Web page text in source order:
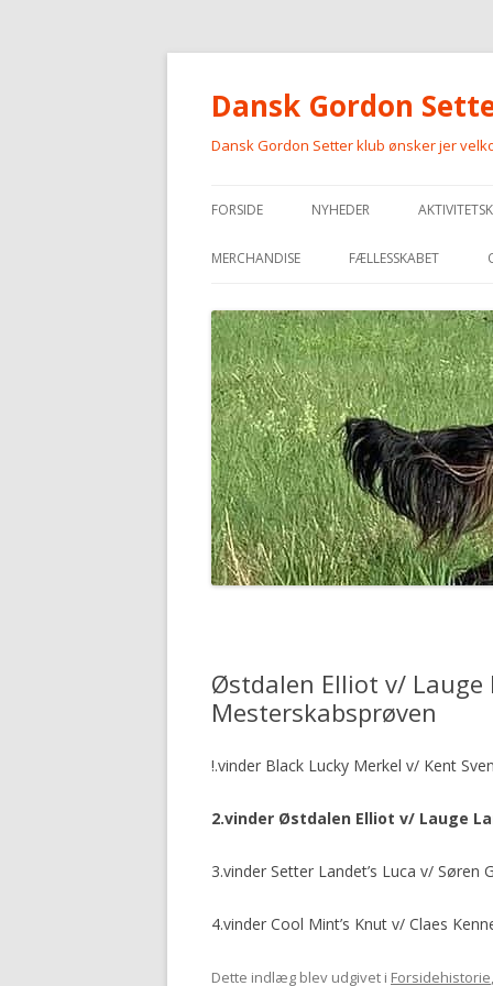
Dansk Gordon
Dansk Gordon Setter klub ønsker jer
FORSIDE NYHEDER
MERCHANDISE FÆLLESSKABET
Østdalen Elliot v/ Lauge
Mesterskabsprøven
!.vinder Black Lucky Merkel v/ Kent
2.vinder Østdalen Elliot v/ Lauge
3.vinder Setter Landet’s Luca v/ Søren
4.vinder Cool Mint’s Knut v/ Claes
Dette indlæg blev udgivet i Forsidehistorie,